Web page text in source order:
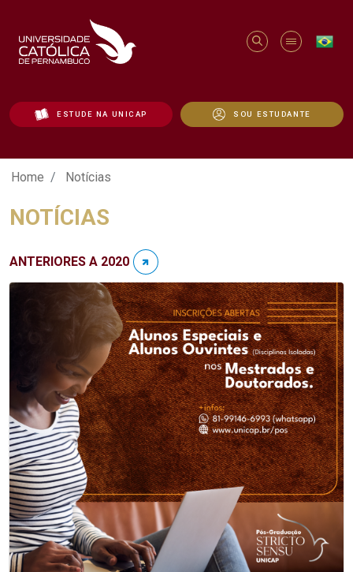
ESTUDE NA UNICAP SOU ESTUDANTE
Notícias - Unicap
Home Notícias
NOTÍCIAS
ANTERIORES A 2020